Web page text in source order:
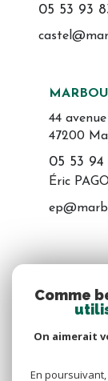
05 53 93
44
47200
05 53 94
Éric
Comme
On aimerait
En